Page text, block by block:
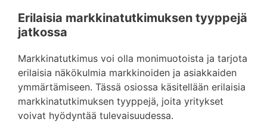
Erilaisia markkinatutkimuksen tyyppejä
jatkossa
Markkinatutkimus voi olla monimuotoista ja tarjota
erilaisia näkökulmia markkinoiden ja asiakkaiden
ymmärtämiseen. Tässä osiossa käsitellään erilaisia
markkinatutkimuksen tyyppejä, joita yritykset
voivat hyödyntää tulevaisuudessa.